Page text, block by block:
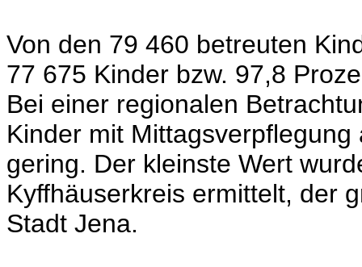
Von den 79 460 betreuten
77 675 Kinder bzw. 97,8
Bei einer regionalen
Kinder mit
gering. Der kleinste Wert
Kyffhäuserkreis ermittelt, der
Stadt Jena.